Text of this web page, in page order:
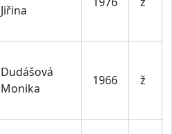
Jiřina
Dudášová
Monika
1966 ž